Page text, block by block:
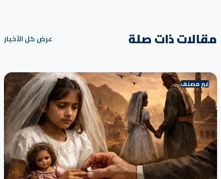
مقالات ذات صلة عرض كل الأخبار
غير مصنف